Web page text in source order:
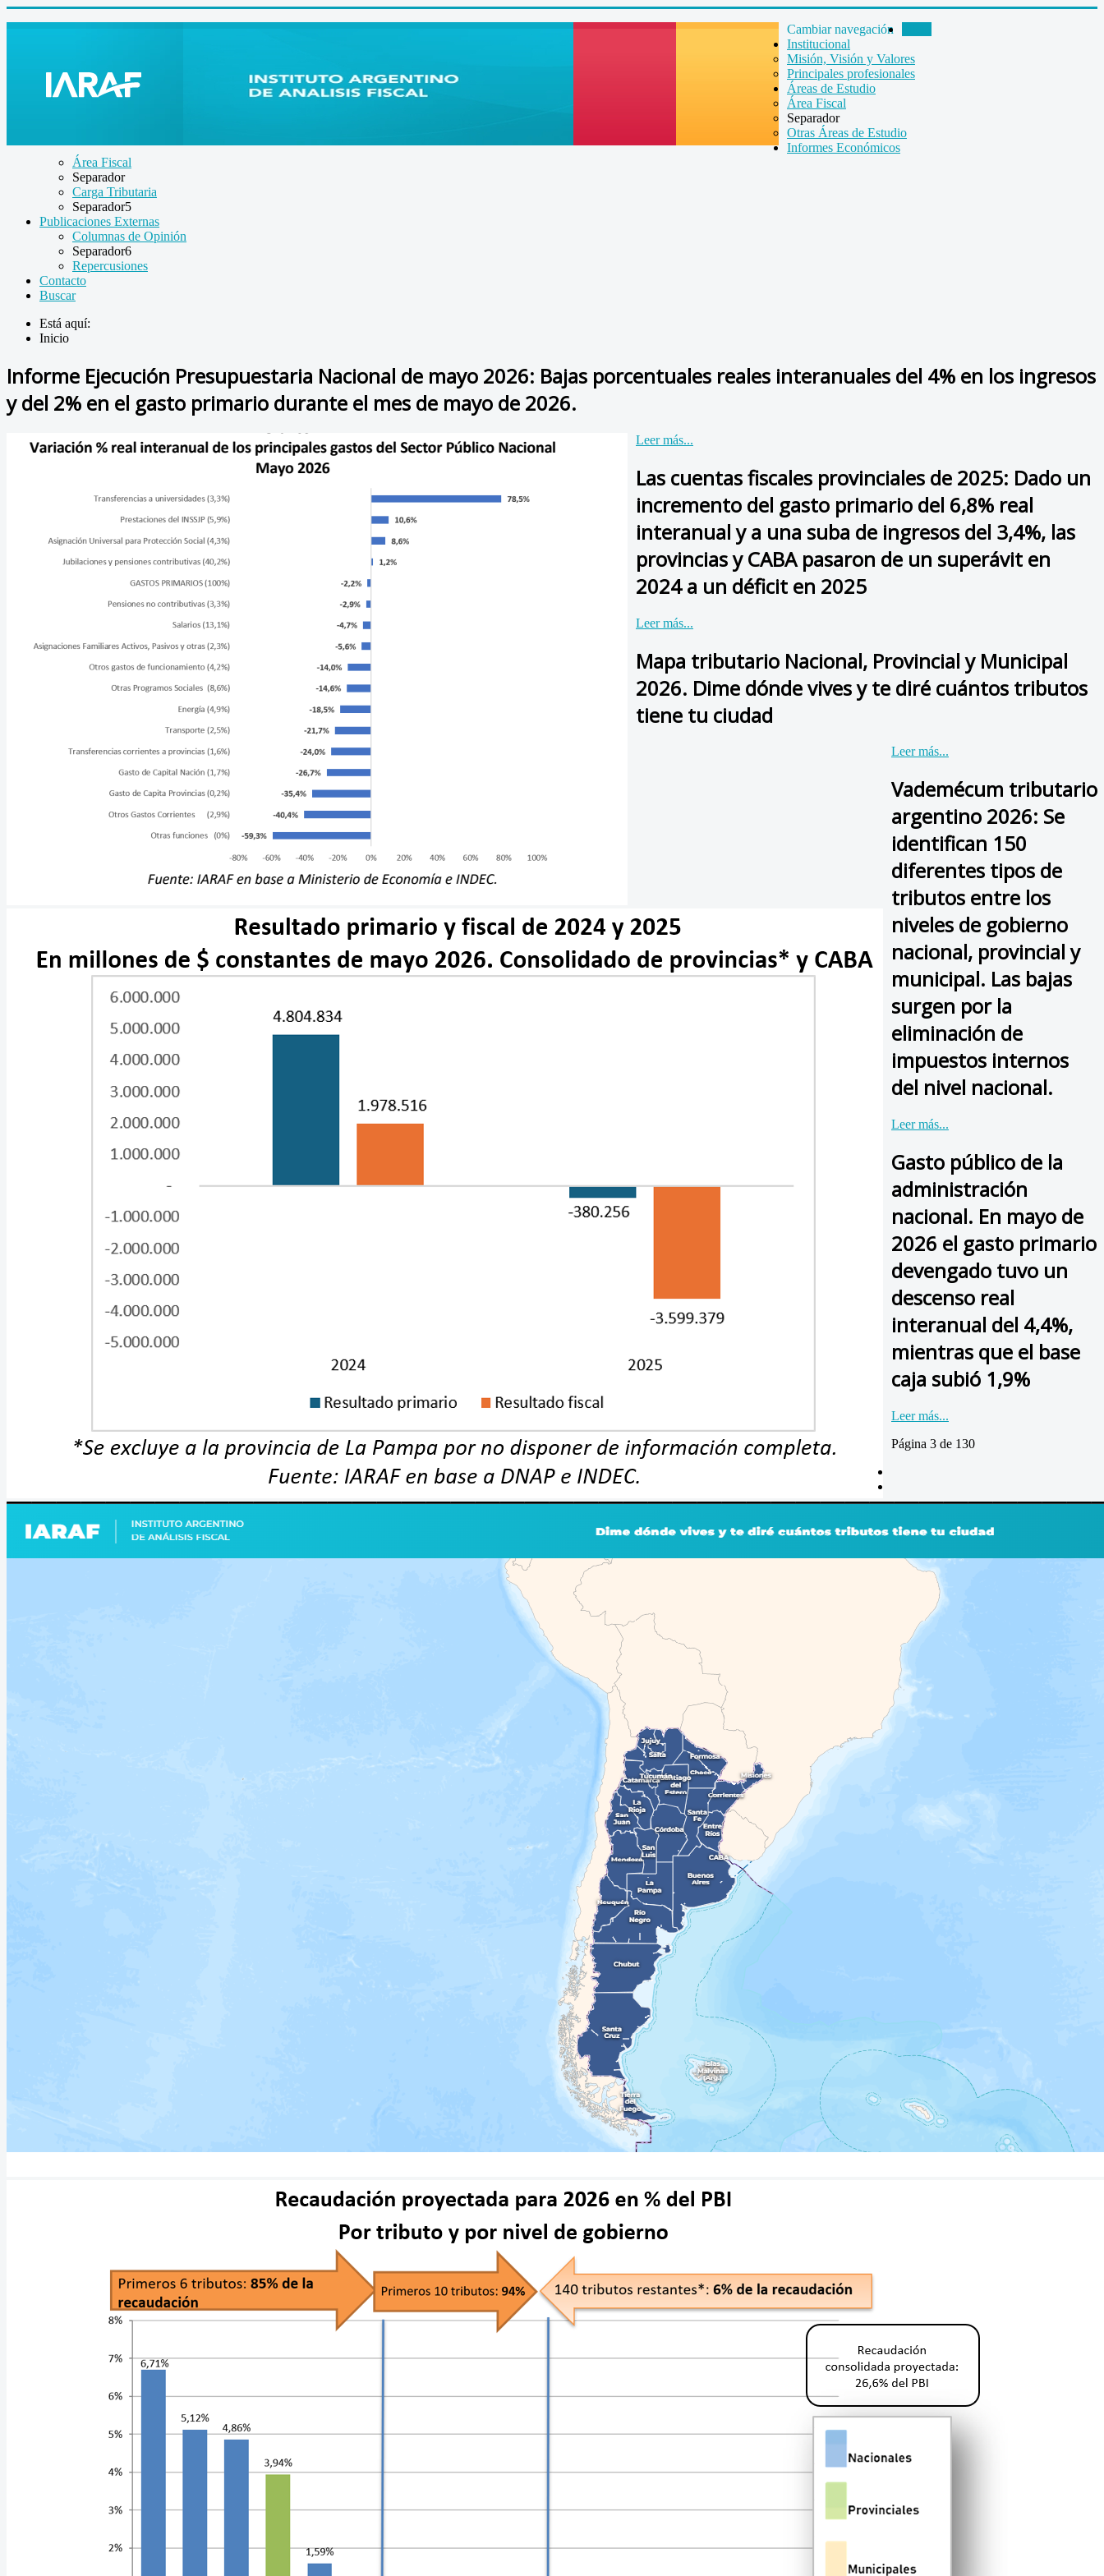
Cambiar navegación
Institucional
Misión, Visión y Valores
Principales profesionales
Áreas de Estudio
Área Fiscal
Separador
Otras Áreas de Estudio
Informes Económicos
Área Fiscal
Separador
Carga Tributaria
Separador5
Publicaciones Externas
Columnas de Opinión
Separador6
Repercusiones
Contacto
Buscar
Está aquí:
Inicio
Informe Ejecución Presupuestaria Nacional de mayo 2026: Bajas porcentuales reales interanuales del 4% en los ingresos
y del 2% en el gasto primario durante el mes de mayo de 2026.
Leer más...
Las cuentas fiscales provinciales de 2025: Dado un
incremento del gasto primario del 6,8% real
interanual y a una suba de ingresos del 3,4%, las
provincias y CABA pasaron de un superávit en
2024 a un déficit en 2025
Leer más...
Mapa tributario Nacional, Provincial y Municipal
2026. Dime dónde vives y te diré cuántos tributos
tiene tu ciudad
Leer más...
Vademécum tributario
argentino 2026: Se
identifican 150
diferentes tipos de
tributos entre los
niveles de gobierno
nacional, provincial y
municipal. Las bajas
surgen por la
eliminación de
impuestos internos
del nivel nacional.
Leer más...
Gasto público de la
administración
nacional. En mayo de
2026 el gasto primario
devengado tuvo un
descenso real
interanual del 4,4%,
mientras que el base
caja subió 1,9%
Leer más...
Página 3 de 130